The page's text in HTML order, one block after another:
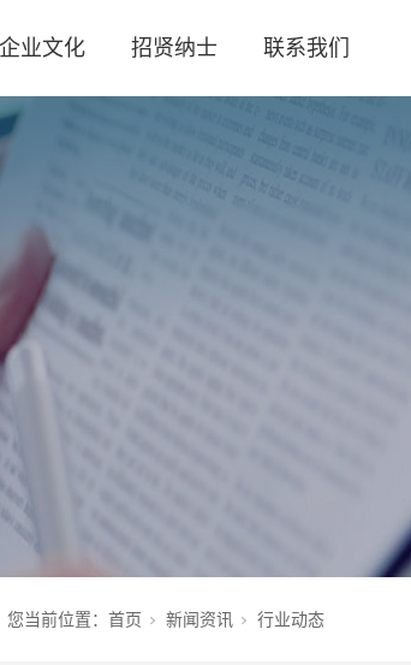
企业文化 招贤纳士 联系我们
您当前位置： 首页 新闻资讯 行业动态